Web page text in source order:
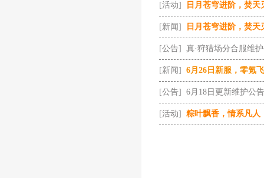
[活动] 日月苍穹进阶，焚天
[新闻] 日月苍穹进阶，焚天
[公告] 真·狩猎场分合服维
[新闻] 6月26日新服，零氪
[公告] 6月18日更新维护公告
[活动] 粽叶飘香，情系凡人